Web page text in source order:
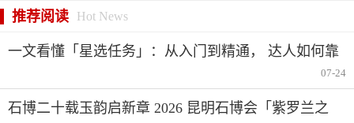
推荐阅读 Hot News
一文看懂「星选任务」：从入门到精通， 达人如何靠
07-24
石博二十载玉韵启新章 2026 昆明石博会「紫罗兰之